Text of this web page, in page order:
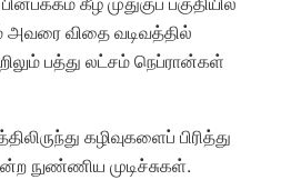
அவரை விதை வடிவத்தில்
பத்து லட்சம் நெப்ரான்கள்
கழிவுகளைப் பிரித்து
நுண்ணிய முடிச்சுகள்.